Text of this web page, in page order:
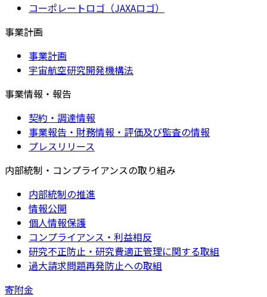
コーポレートロゴ（JAXAロゴ）
事業計画
事業計画
宇宙航空研究開発機構法
事業情報・報告
契約・調達情報
事業報告・財務情報・評価及び監査の情報
プレスリリース
内部統制・コンプライアンスの取り組み
内部統制の推進
情報公開
個人情報保護
コンプライアンス・利益相反
研究不正防止・研究費適正管理に関する取組
過大請求問題再発防止への取組
寄附金